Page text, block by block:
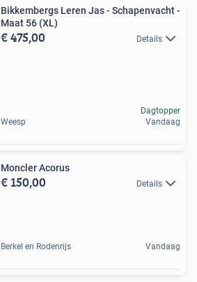
Bikkembergs Leren Jas - Schapenvacht -
Maat 56 (XL)
€ 475,00 Details
Weesp
Dagtopper
Vandaag
Moncler Acorus
€ 150,00 Details
Berkel en Rodenrijs Vandaag